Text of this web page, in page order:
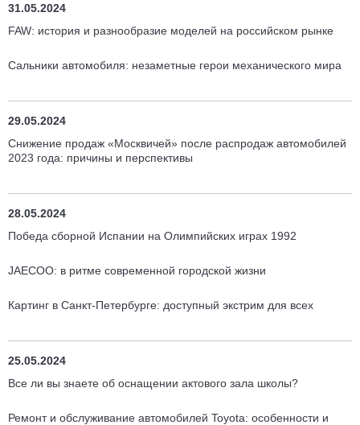
31.05.2024
FAW: история и разнообразие моделей на российском рынке
Сальники автомобиля: незаметные герои механического мира
29.05.2024
Снижение продаж «Москвичей» после распродаж автомобилей
2023 года: причины и перспективы
28.05.2024
Победа сборной Испании на Олимпийских играх 1992
JAECOO: в ритме современной городской жизни
Картинг в Санкт-Петербурге: доступный экстрим для всех
25.05.2024
Все ли вы знаете об оснащении актового зала школы?
Ремонт и обслуживание автомобилей Toyota: особенности и